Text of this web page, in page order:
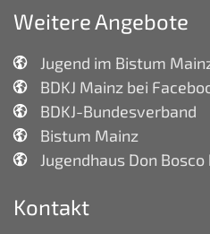
Weitere Angebote
Jugend im Bistum
BDKJ Mainz bei
BDKJ-Bundesverband
Bistum Mainz
Jugendhaus Don
Kontakt